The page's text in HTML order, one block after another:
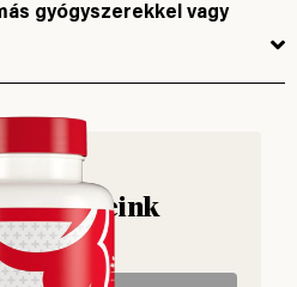
gyógyszerekkel vagy
termékeink